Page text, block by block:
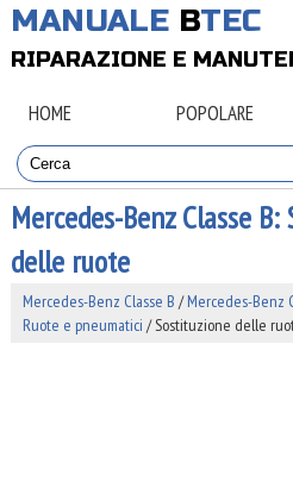
MANUALE BTEC
RIPARAZIONE E
HOME POPOLARE
Mercedes-Benz Classe
delle ruote
Mercedes-Benz Classe B /Mercedes-Benz
Ruote e pneumatici / Sostituzione delle